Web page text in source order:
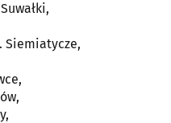
Siemiatycze,